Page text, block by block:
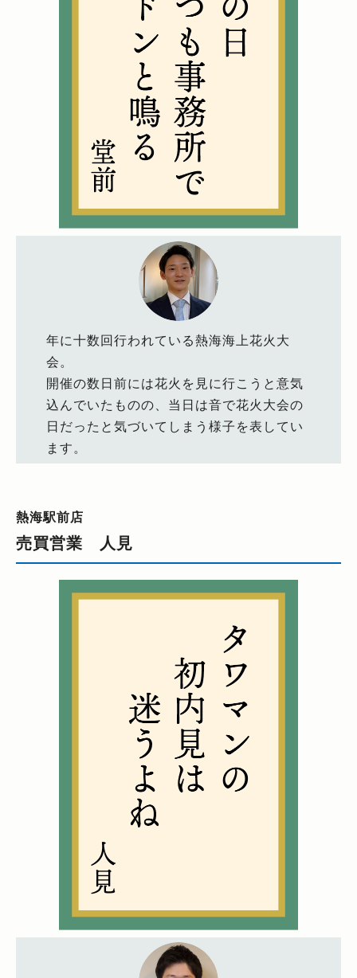
年に十数回行われている熱海海上花火大
会。
開催の数日前には花火を見に行こうと意気
込んでいたものの、当日は音で花火大会の
日だったと気づいてしまう様子を表してい
ます。
熱海駅前店
売買営業 人見